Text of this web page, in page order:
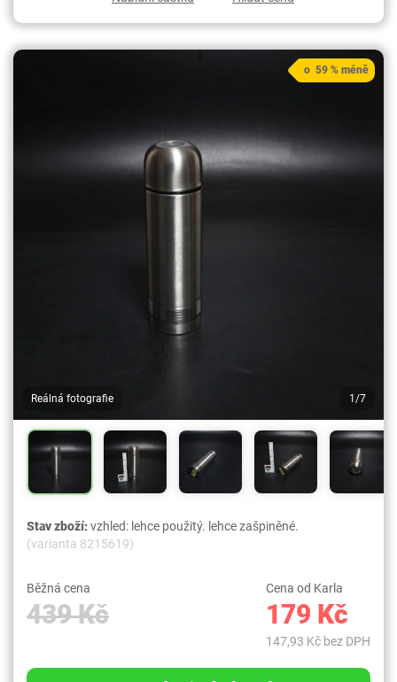
Reálná fotografie 1/7
o 59 % méně
Stav zboží:vzhled: lehce použitý. lehce zašpiněné.
(varianta 8215619)
Běžná cena
439 Kč
Cena od Karla
179 Kč
147,93 Kč bez DPH